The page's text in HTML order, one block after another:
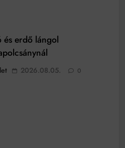
és erdő lángol
2026.08.05. 0